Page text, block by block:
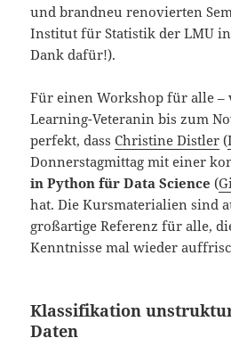
und brandneu renovierten
Institut für Statistik der LMU
Dank dafür!).
Für einen Workshop für alle –
Learning-Veteranin bis zum
perfekt, dassChristine Distler (
Donnerstagmittag mit einer
in Python für Data Science (
hat. Die Kursmaterialien sind
großartige Referenz für alle,
Kenntnisse mal wieder
Klassifikation
Daten